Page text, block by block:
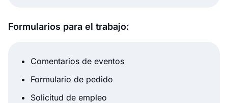
Formularios para el trabajo:
Comentarios de eventos
Formulario de pedido
Solicitud de empleo